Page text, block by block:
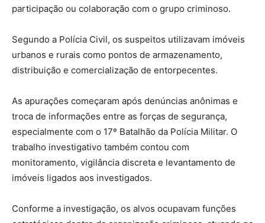
participação ou colaboração com o grupo criminoso.
Segundo a Polícia Civil, os suspeitos utilizavam imóveis
urbanos e rurais como pontos de armazenamento,
distribuição e comercialização de entorpecentes.
As apurações começaram após denúncias anônimas e
troca de informações entre as forças de segurança,
especialmente com o 17º Batalhão da Polícia Militar. O
trabalho investigativo também contou com
monitoramento, vigilância discreta e levantamento de
imóveis ligados aos investigados.
Conforme a investigação, os alvos ocupavam funções